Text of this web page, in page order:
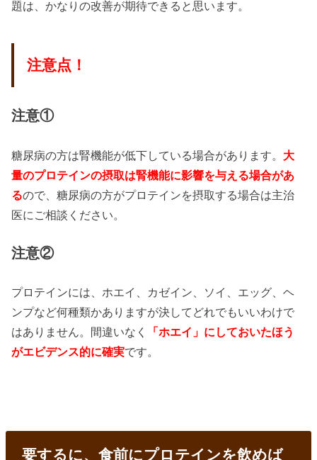
題は、かなりの改善が期待できると思います。
注意点！
注意①
糖尿病の方は腎機能が低下している場合があります。 大
量のプロテインの摂取は腎機能に影響を与える場合があ
るので、糖尿病の方がプロテインを摂取する場合は主治
医にご相談ください。
注意②
プロテインには、ホエイ、カゼイン、ソイ、エッグ、ヘ
ンプなど何種類かありますが決してどれでもいいわけで
はありません。間違いなく
「ホエイ」にしておいたほう
がエビデンス的に確実です。
要するに、食前にプロテインを飲めば